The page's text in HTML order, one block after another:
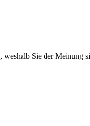
Sie der Meinung